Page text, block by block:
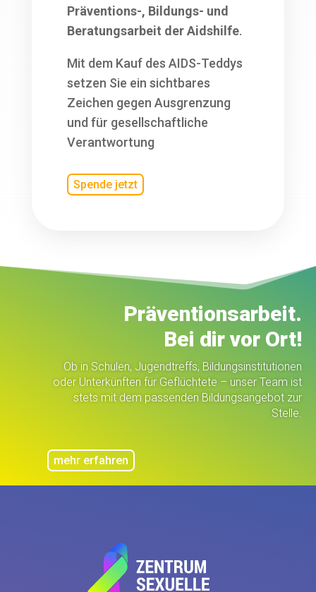
Präventions-, Bildungs- und
Beratungsarbeit der Aidshilfe.
Mit dem Kauf des AIDS-Teddys
setzen Sie ein sichtbares
Zeichen gegen Ausgrenzung
und für gesellschaftliche
Verantwortung
Spende jetzt
Präventionsarbeit.
Bei dir vor Ort!
Ob in Schulen, Jugendtreffs, Bildungs­institutionen
oder Unterkünften für Geflüchtete – unser Team ist
stets mit dem passenden Bildungsangebot zur
Stelle.
mehr erfahren